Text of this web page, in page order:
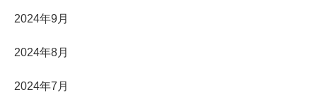
2024年9月
2024年8月
2024年7月